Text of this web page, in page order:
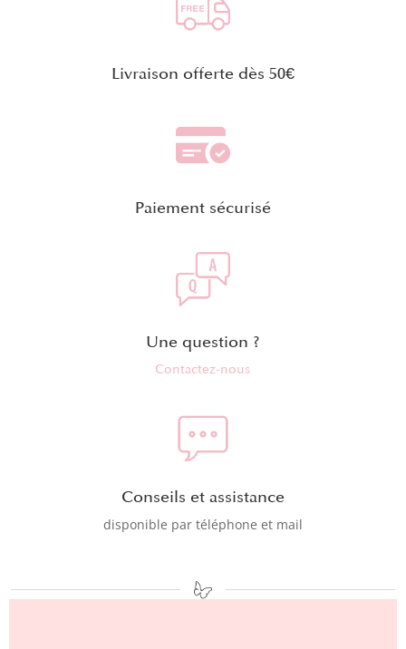
Livraison offerte dès 50€
Paiement sécurisé
Une question ?
Contactez-nous
Conseils et assistance
disponible par téléphone et mail